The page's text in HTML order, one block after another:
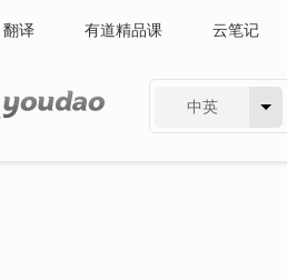
翻译 有道精品课 云笔记
中英